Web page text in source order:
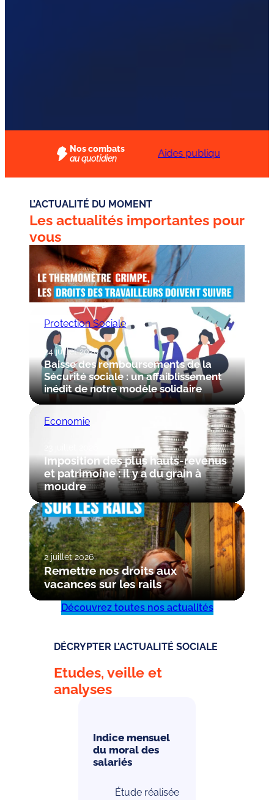
Nos combats
au quotidien
Protégeons
immédiatement les
Aides publiques aux
L’ACTUALITÉ DU MOMENT
Les actualités importantes pour
vous
Protection Sociale
24 juillet 2026
Baisse des remboursements de la
Sécurité sociale : un affaiblissement
inédit de notre modèle solidaire
Economie
Imposition des plus hauts-revenus
et patrimoine : il y a du grain à
moudre
2 juillet 2026
Remettre nos droits aux
vacances sur les rails
Découvrez toutes nos actualités
DÉCRYPTER L’ACTUALITÉ SOCIALE
Etudes, veille et
analyses
Indice mensuel
du moral des
salariés
Étude réalisée